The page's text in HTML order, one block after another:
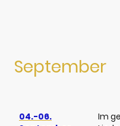
September
04.-06.
Im